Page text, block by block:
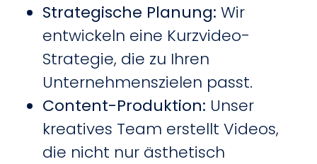
Strategische Planung: Wir
entwickeln eine Kurzvideo-
Strategie, die zu Ihren
Unternehmenszielen passt.
Content-Produktion: Unser
kreatives Team erstellt Videos,
die nicht nur ästhetisch